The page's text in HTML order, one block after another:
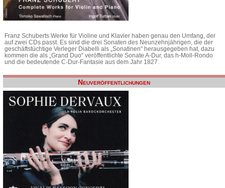
Franz Schuberts Werke für Violine und Klavier haben genau den Umfang, der
auf zwei CDs passt. Es sind die drei Sonaten des Neunzehnjährigen, die der
geschäftstüchtige Verleger Diabelli als „Sonatinen“ herausgegeben hat, dazu
kommen die als „Grand Duo“ veröffentlichte Sonate A-Dur, das h-Moll-Rondo
und die bedeutende C-Dur-Fantasie aus dem Jahr 1827.
Neuveröffentlichungen